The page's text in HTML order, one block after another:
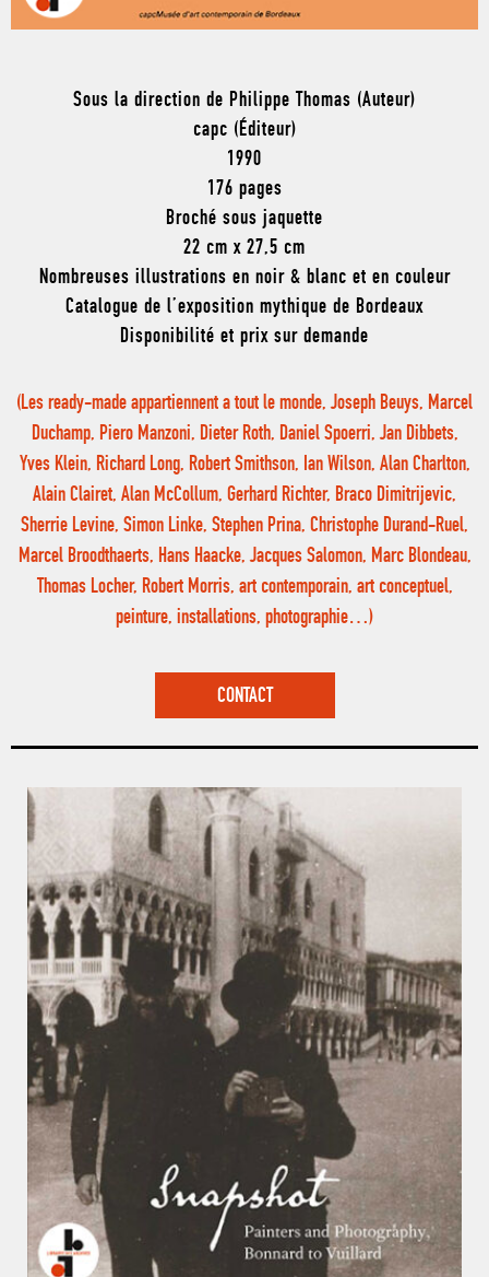
Sous la direction de Philippe Thomas (Auteur)
capc (Éditeur)
1990
176 pages
Broché sous jaquette
22 cm x 27,5 cm
Nombreuses illustrations en noir & blanc et en couleur
Catalogue de l’exposition mythique de Bordeaux
Disponibilité et prix sur demande
(Les ready-made appartiennent a tout le monde, Joseph Beuys, Marcel
Duchamp, Piero Manzoni, Dieter Roth, Daniel Spoerri, Jan Dibbets,
Yves Klein, Richard Long, Robert Smithson, Ian Wilson, Alan Charlton,
Alain Clairet, Alan McCollum, Gerhard Richter, Braco Dimitrijevic,
Sherrie Levine, Simon Linke, Stephen Prina, Christophe Durand-Ruel,
Marcel Broodthaerts, Hans Haacke, Jacques Salomon, Marc Blondeau,
Thomas Locher, Robert Morris, art contemporain, art conceptuel,
peinture, installations, photographie…)
CONTACT